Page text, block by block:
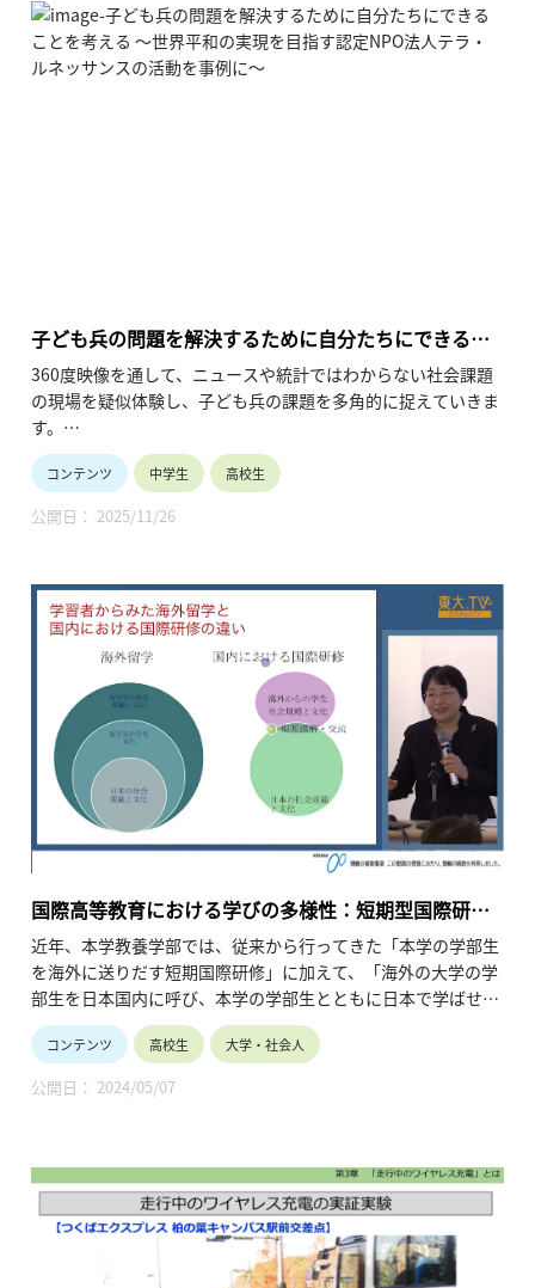
2コマ目は「未来志向ワーク」を通じて自分の理想とする未来
を描き、そこから生徒一人ひとりができる行動について考えて
いきます。
子ども兵の問題を解決するために自分たちにできるこ
とを考える 〜世界平和の実現を目指す認定NPO法人テ
ラ・ルネッサンスの活動を事例に〜
360度映像を通して、ニュースや統計ではわからない社会課題
の現場を疑似体験し、子ども兵の課題を多角的に捉えていきま
す。
さらに、社会起業家のインタビューを通して、社会課題の捉え
方やその解決方法についての新たな視点を獲得していきます。
本授業は2コマ分の構成が基本になっています。
題について理解を深めます。
2コマ目は元子ども兵の課題解決を目指す社会起業家のインタ
ビューを通じて、紛争と生徒とのつながりについて考え、自分
たちにできることは何かを考えていきます。
コンテンツ 中学生 高校生
公開日： 2025/11/26
国際高等教育における学びの多様性：短期型国際研修
の可能性と課題
近年、本学教養学部では、従来から行ってきた「本学の学部生
を海外に送りだす短期国際研修」に加えて、「海外の大学の学
部生を日本国内に呼び、本学の学部生とともに日本で学ばせる
短期国際研修」という新しい試みをはじめました。そしてこの
ような試みは、他のアジアの大学でも広がっています。このシ
ンポジウムでは、日本から北海道大学、韓国から西江大学校の
担当者を招き、「自国内で行う国際研修」に関するこれまでの
この講義では、アジア諸国の大学や上智大学における短期型国
際研修の実践例を紹介しながら、その可能性と課題について考
コンテンツ 高校生 大学・社会人
公開日： 2024/05/07